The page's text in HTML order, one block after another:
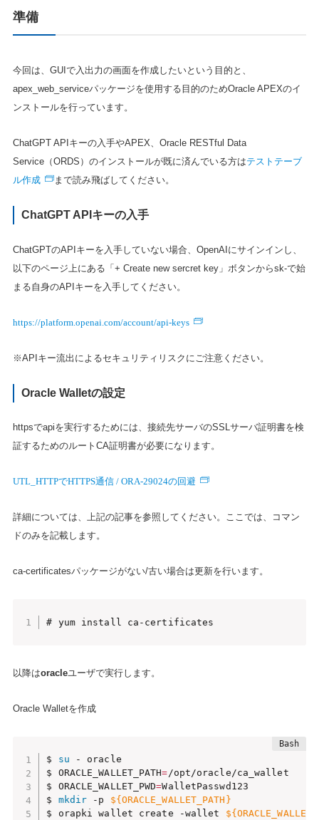
準備
今回は、GUIで入出力の画面を作成したいという目的と、
apex_web_serviceパッケージを使用する目的のためOracle APEXのイ
ンストールを行っています。
ChatGPT APIキーの入手やAPEX、Oracle RESTful Data
Service（ORDS）のインストールが既に済んでいる方はテストテーブ
ル作成
まで読み飛ばしてください。
ChatGPT APIキーの入手
ChatGPTのAPIキーを入手していない場合、OpenAIにサインインし、
以下のページ上にある「+ Create new sercret key」ボタンからsk-で始
まる自身のAPIキーを入手してください。
https://platform.openai.com/account/api-keys
※APIキー流出によるセキュリティリスクにご注意ください。
Oracle Walletの設定
httpsでapiを実行するためには、接続先サーバのSSLサーバ証明書を検
証するためのルートCA証明書が必要になります。
UTL_HTTPでHTTPS通信 / ORA-29024の回避
詳細については、上記の記事を参照してください。ここでは、コマン
ドのみを記載します。
ca-certificatesパッケージがない/古い場合は更新を行います。
# yum install ca-certificates
以降はoracleユーザで実行します。
Oracle Walletを作成
$ su - oracle
$ ORACLE_WALLET_PATH=/opt/oracle/ca_wallet
$ ORACLE_WALLET_PWD=WalletPasswd123
$ mkdir -p ${ORACLE_WALLET_PATH}
$ orapki wallet create -wallet